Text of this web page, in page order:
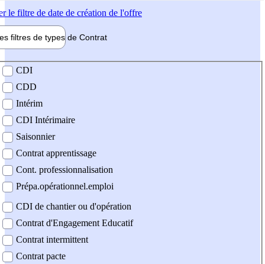
le filtre de date de création de l'offre
filtres de types de Contrat
contrat
CDI
CDD
Intérim
CDI Intérimaire
Saisonnier
Contrat apprentissage
Cont. professionnalisation
Prépa.opérationnel.emploi
CDI de chantier ou d'opération
Contrat d'Engagement Educatif
Contrat intermittent
Contrat pacte